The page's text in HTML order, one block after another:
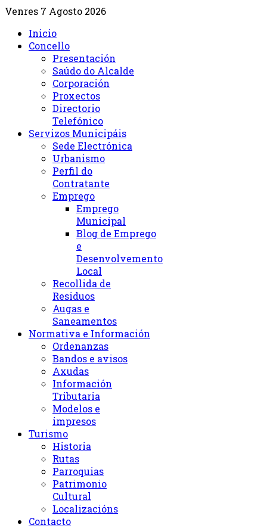
Venres 7 Agosto 2026
Inicio
Concello
Presentación
Saúdo do Alcalde
Corporación
Proxectos
Directorio
Telefónico
Servizos Municipáis
Sede Electrónica
Urbanismo
Perfil do
Contratante
Emprego
Emprego
Municipal
Blog de Emprego
e
Desenvolvemento
Local
Recollida de
Residuos
Augas e
Saneamentos
Normativa e Información
Ordenanzas
Bandos e avisos
Axudas
Información
Tributaria
Modelos e
impresos
Turismo
Historia
Rutas
Parroquias
Patrimonio
Cultural
Localizacións
Contacto